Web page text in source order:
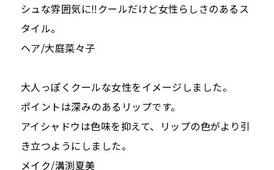
シュな雰囲気に‼︎クールだけど女性らしさのあるス
タイル。
ヘア/大庭菜々子
大人っぽくクールな女性をイメージしました。
ポイントは深みのあるリップです。
アイシャドウは色味を抑えて、リップの色がより引
き立つようにしました。
メイク/溝渕夏美